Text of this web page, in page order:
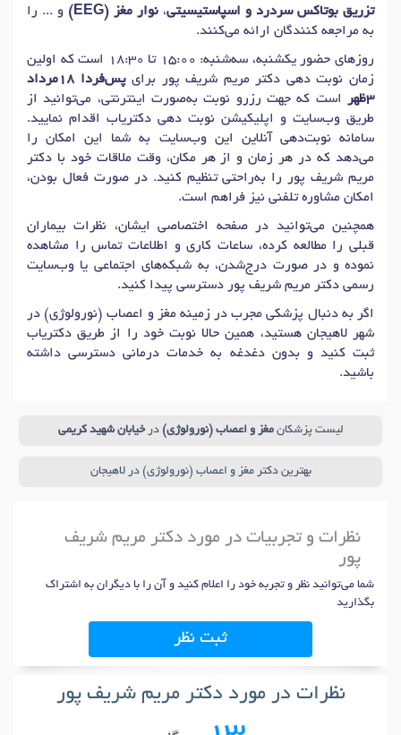
تزریق بوتاکس سردرد و اسپاستیسیتی، نوار مغز (EEG)
و ... را
به مراجعه کنندگان ارائه می‌کنند.
روزهای حضور یکشنبه، سه‌شنبه: 15:00 تا 18:30 است که اولین
زمان نوبت دهی دکتر مریم شریف پور برای
پس‌فردا 18مرداد
3ظهر
است که جهت رزرو نوبت به‌صورت اینترنتی، می‌توانید از
طریق وب‌سایت و اپلیکیشن نوبت دهی دکتریاب اقدام نمایید.
سامانه نوبت‌دهی آنلاین این وب‌سایت به شما این امکان را
می‌دهد که در هر زمان و از هر مکان، وقت ملاقات خود با دکتر
مریم شریف پور را به‌راحتی تنظیم کنید. در صورت فعال بودن،
امکان مشاوره تلفنی نیز فراهم است.
همچنین می‌توانید در صفحه اختصاصی ایشان، نظرات بیماران
قبلی را مطالعه کرده، ساعات کاری و اطلاعات تماس را مشاهده
نموده و در صورت درج‌شدن، به شبکه‌های اجتماعی یا وب‌سایت
رسمی دکتر مریم شریف پور دسترسی پیدا کنید.
اگر به دنبال پزشکی مجرب در زمینه مغز و اعصاب (نورولوژی) در
شهر لاهیجان هستید، همین حالا نوبت خود را از طریق دکتریاب
ثبت کنید و بدون دغدغه به خدمات درمانی دسترسی داشته
باشید.
لیست پزشکانمغز و اعصاب (نورولوژی) درخیابان شهید کریمی
بهترین دکتر مغز و اعصاب (نورولوژی) در لاهیجان
نظرات و تجربیات در مورد دکتر مریم شریف
پور
شما می‌توانید نظر و تجربه خود را اعلام کنید و آن را با دیگران به اشتراک
بگذارید
ثبت نظر
نظرات در مورد دکتر مریم شریف پور